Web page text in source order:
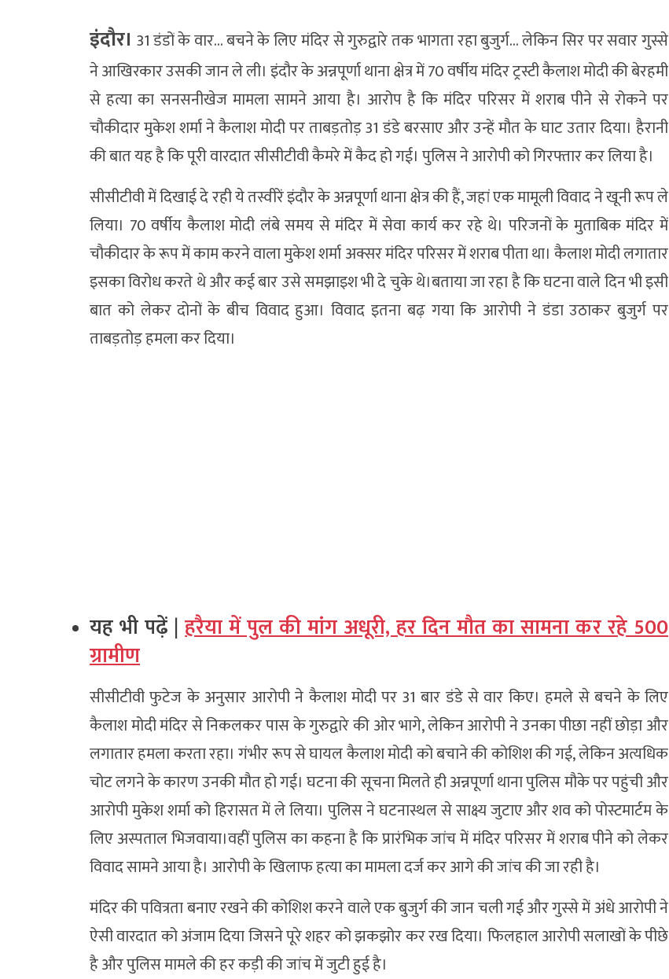
इंदौर। 31 डंडों के वार… बचने के लिए मंदिर से गुरुद्वारे तक भागता रहा बुजुर्ग… लेकिन सिर पर सवार गुस्से
ने आखिरकार उसकी जान ले ली। इंदौर के अन्नपूर्णा थाना क्षेत्र में 70 वर्षीय मंदिर ट्रस्टी कैलाश मोदी की बेरहमी
से हत्या का सनसनीखेज मामला सामने आया है। आरोप है कि मंदिर परिसर में शराब पीने से रोकने पर
चौकीदार मुकेश शर्मा ने कैलाश मोदी पर ताबड़तोड़ 31 डंडे बरसाए और उन्हें मौत के घाट उतार दिया। हैरानी
की बात यह है कि पूरी वारदात सीसीटीवी कैमरे में कैद हो गई। पुलिस ने आरोपी को गिरफ्तार कर लिया है।
सीसीटीवी में दिखाई दे रही ये तस्वीरें इंदौर के अन्नपूर्णा थाना क्षेत्र की हैं, जहां एक मामूली विवाद ने खूनी रूप ले
लिया। 70 वर्षीय कैलाश मोदी लंबे समय से मंदिर में सेवा कार्य कर रहे थे। परिजनों के मुताबिक मंदिर में
चौकीदार के रूप में काम करने वाला मुकेश शर्मा अक्सर मंदिर परिसर में शराब पीता था। कैलाश मोदी लगातार
इसका विरोध करते थे और कई बार उसे समझाइश भी दे चुके थे।बताया जा रहा है कि घटना वाले दिन भी इसी
बात को लेकर दोनों के बीच विवाद हुआ। विवाद इतना बढ़ गया कि आरोपी ने डंडा उठाकर बुजुर्ग पर
ताबड़तोड़ हमला कर दिया।
यह भी पढ़ें |हरैया में पुल की मांग अधूरी, हर दिन मौत का सामना कर रहे 500
ग्रामीण
सीसीटीवी फुटेज के अनुसार आरोपी ने कैलाश मोदी पर 31 बार डंडे से वार किए। हमले से बचने के लिए
कैलाश मोदी मंदिर से निकलकर पास के गुरुद्वारे की ओर भागे, लेकिन आरोपी ने उनका पीछा नहीं छोड़ा और
लगातार हमला करता रहा। गंभीर रूप से घायल कैलाश मोदी को बचाने की कोशिश की गई, लेकिन अत्यधिक
चोट लगने के कारण उनकी मौत हो गई। घटना की सूचना मिलते ही अन्नपूर्णा थाना पुलिस मौके पर पहुंची और
आरोपी मुकेश शर्मा को हिरासत में ले लिया। पुलिस ने घटनास्थल से साक्ष्य जुटाए और शव को पोस्टमार्टम के
लिए अस्पताल भिजवाया।वहीं पुलिस का कहना है कि प्रारंभिक जांच में मंदिर परिसर में शराब पीने को लेकर
विवाद सामने आया है। आरोपी के खिलाफ हत्या का मामला दर्ज कर आगे की जांच की जा रही है।
मंदिर की पवित्रता बनाए रखने की कोशिश करने वाले एक बुजुर्ग की जान चली गई और गुस्से में अंधे आरोपी ने
ऐसी वारदात को अंजाम दिया जिसने पूरे शहर को झकझोर कर रख दिया। फिलहाल आरोपी सलाखों के पीछे
है और पुलिस मामले की हर कड़ी की जांच में जुटी हुई है।